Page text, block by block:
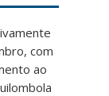
com
ao